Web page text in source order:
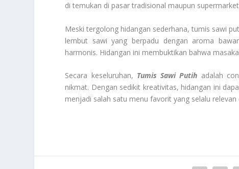
di temukan di pasar tradisional maupun
Meski tergolong hidangan sederhana, tumis sawi
lembut sawi yang berpadu dengan aroma
harmonis. Hidangan ini membuktikan bahwa
Secara keseluruhan, Tumis Sawi Putih adalah
nikmat. Dengan sedikit kreativitas, hidangan ini
menjadi salah satu menu favorit yang selalu